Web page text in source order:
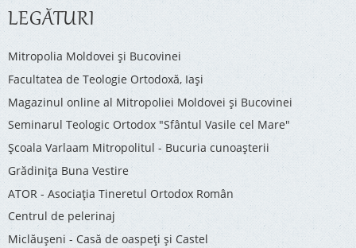
LEGĂTURI
Mitropolia Moldovei și Bucovinei
Facultatea de Teologie Ortodoxă, Iaşi
Magazinul online al Mitropoliei Moldovei și Bucovinei
Seminarul Teologic Ortodox "Sfântul Vasile cel Mare"
Şcoala Varlaam Mitropolitul - Bucuria cunoaşterii
Grădinița Buna Vestire
ATOR - Asociaţia Tineretul Ortodox Român
Centrul de pelerinaj
Miclăușeni - Casă de oaspeţi şi Castel